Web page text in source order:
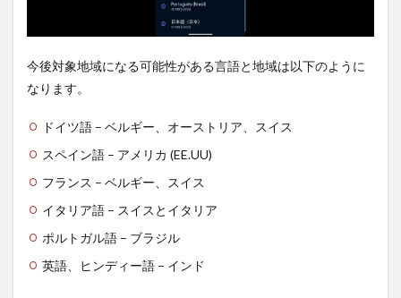
今後対象地域になる可能性がある言語と地域は以下のように
なります。
ドイツ語 – ベルギー、オーストリア、スイス
スペイン語 – アメリカ (EE.UU)
フランス – ベルギー、スイス
イタリア語 – スイスとイタリア
ポルトガル語 – ブラジル
英語、ヒンディー語 – インド